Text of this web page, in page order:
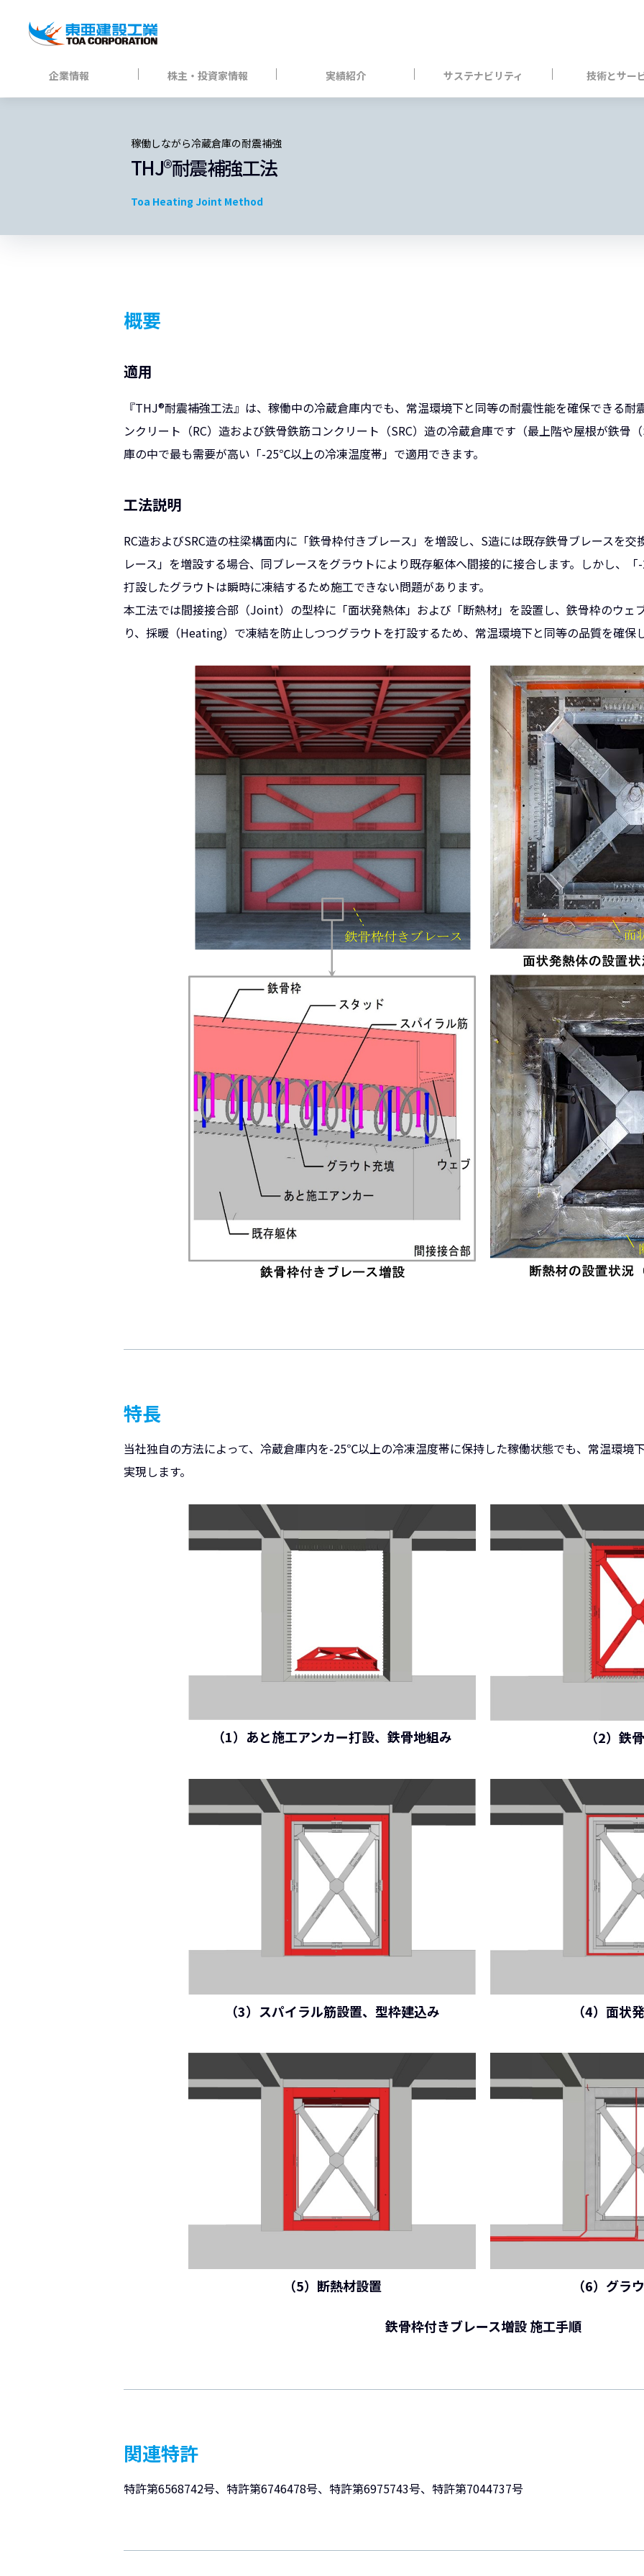
企業情報 株主・投資家情報 実績紹介 サステナビリティ 技術とサー
稼働しながら冷蔵倉庫の耐震補強
THJ®耐震補強工法
Toa Heating Joint Method
概要
適用
『THJ®耐震補強工法』は、稼働中の冷蔵倉庫内でも、常温環境下と同等の耐震性能を確保できる
ンクリート（RC）造および鉄骨鉄筋コンクリート（SRC）造の冷蔵倉庫です（最上階や屋根が鉄骨
庫の中で最も需要が高い「-25℃以上の冷凍温度帯」で適用できます。
工法説明
RC造およびSRC造の柱梁構面内に「鉄骨枠付きブレース」を増設し、S造には既存鉄骨ブレースを
レース」を増設する場合、同ブレースをグラウトにより既存躯体へ間接的に接合します。しかし、
打設したグラウトは瞬時に凍結するため施工できない問題があります。
本工法では間接接合部（Joint）の型枠に「面状発熱体」および「断熱材」を設置し、鉄骨枠のウェ
り、採暖（Heating）で凍結を防止しつつグラウトを打設するため、常温環境下と同等の品質を確保
特長
当社独自の方法によって、冷蔵倉庫内を-25℃以上の冷凍温度帯に保持した稼働状態でも、常温環境
実現します。
（1）あと施工アンカー打設、鉄骨地組み （2）鉄
（3）スパイラル筋設置、型枠建込み （4）面状
（5）断熱材設置 （6）グラ
鉄骨枠付きブレース増設 施工手順
関連特許
特許第6568742号、特許第6746478号、特許第6975743号、特許第7044737号